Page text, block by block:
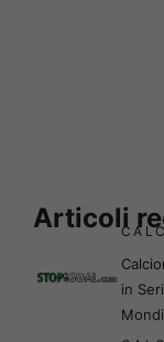
Articoli
in